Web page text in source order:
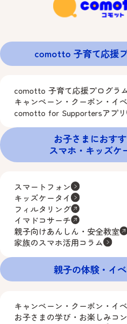
comotto 子育て応援
comotto 子育て応援プログラ
キャンペーン・クーポン・イ
comotto for Supportersアプリ
お子さまにおす
スマホ・キッズケ
スマートフォン
キッズケータイ
フィルタリング
イマドコサーチ
親子向けあんしん・安全教室
家族のスマホ活用コラム
親子の体験・イ
キャンペーン・クーポン・イ
お子さまの学び・お楽しみコ